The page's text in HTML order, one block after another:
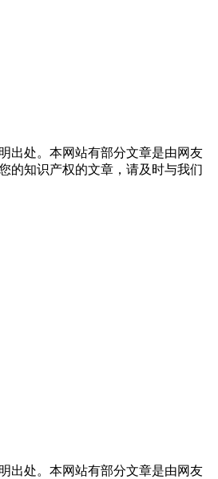
出处。本网站有部分文章是由网友
的知识产权的文章，请及时与我们
出处。本网站有部分文章是由网友